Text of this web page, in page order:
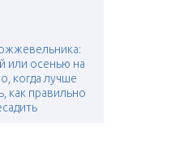
или осенью на
когда лучше
как правильно